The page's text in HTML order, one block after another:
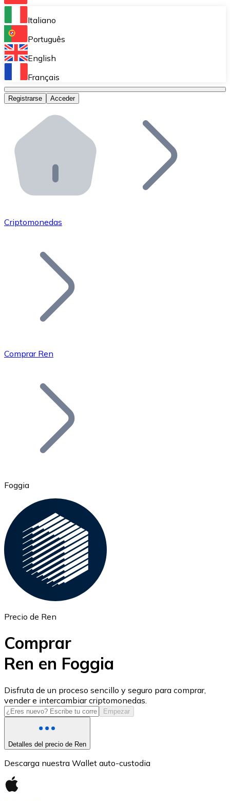
Bitnovo Ramp
Integra nuestra solución en tu plataforma.
Bitnovo Giftcards
Bitnovo OTC
Bitnovo ATM
Integra un ATM Bitnovo en tu negocio y permite que
Bitnovo API
Integra nuestra API en tu ecosistema.
Únete a nuestra red de distribuidores.
Añade tu proyecto a nuestro ecosistema.
Bitcoin
Ethereum
ETH
USD Coin
USDC
Italiano
Português
English
Français
Registrarse Acceder
Criptomonedas
Comprar Ren
Foggia
Precio de Ren
Comprar
Ren en Foggia
Disfruta de un proceso sencillo y seguro para comprar,
vender e intercambiar criptomonedas.
Empezar
Detalles del precio de Ren
Descarga nuestra Wallet auto-custodia